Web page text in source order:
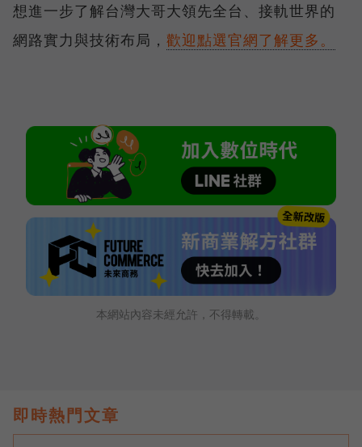
想進一步了解台灣大哥大領先全台、接軌世界的
網路實力與技術布局， 歡迎點選官網了解更多。
本網站內容未經允許，不得轉載。
即時熱門文章